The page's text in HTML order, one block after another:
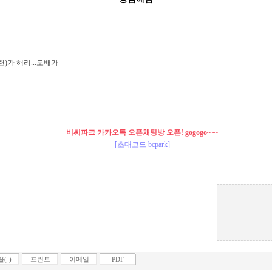
)가 해리...도배가
비씨파크 카카오톡 오픈채팅방 오픈! gogogo~~~
[초대코드 bcpark]
(-) 프린트 이메일 PDF